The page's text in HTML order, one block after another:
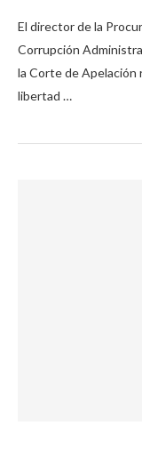
El director de la
Corrupción
la Corte de Apelación
libertad …